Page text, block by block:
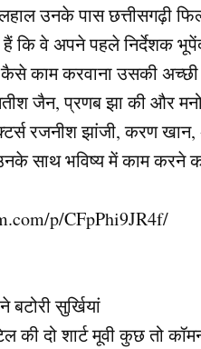
उनके पास छत्तीसगढ़ी
कि वे अपने पहले निर्देशक
कैसे काम करवाना उसकी
जैन, प्रणब झा की और
रजनीश झांजी, करण
साथ भविष्य में काम करने
p/CFpPhi9JR4f/
सुर्खियां
की दो शार्ट मूवी कुछ तो